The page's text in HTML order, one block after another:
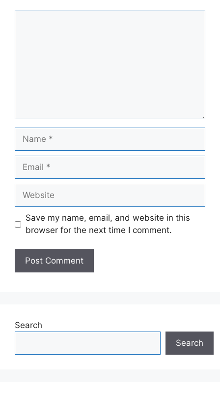
Name
Email
Website
Save my name, email, and website in this
browser for the next time I comment.
Search
Search